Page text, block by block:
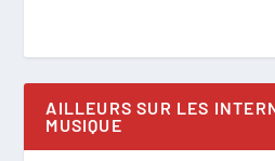
AILLEURS SUR LES
MUSIQUE